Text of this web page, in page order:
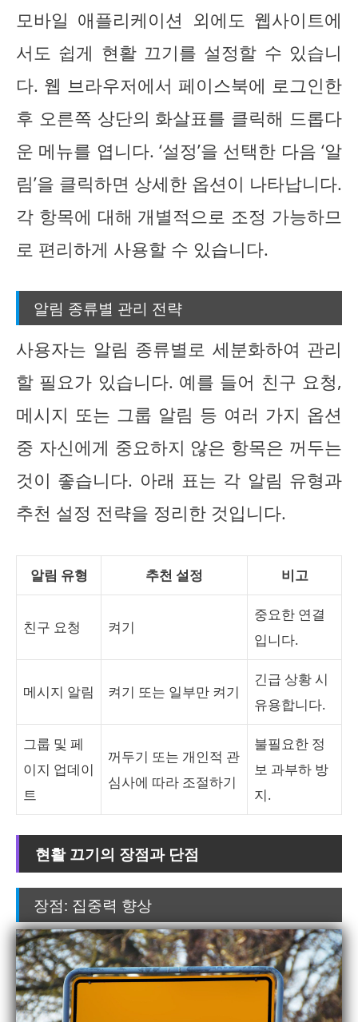
모바일 애플리케이션 외에도 웹사이트에
서도 쉽게 현활 끄기를 설정할 수 있습니
다. 웹 브라우저에서 페이스북에 로그인한
후 오른쪽 상단의 화살표를 클릭해 드롭다
운 메뉴를 엽니다. ‘설정’을 선택한 다음 ‘알
림’을 클릭하면 상세한 옵션이 나타납니다.
각 항목에 대해 개별적으로 조정 가능하므
로 편리하게 사용할 수 있습니다.
알림 종류별 관리 전략
사용자는 알림 종류별로 세분화하여 관리
할 필요가 있습니다. 예를 들어 친구 요청,
메시지 또는 그룹 알림 등 여러 가지 옵션
중 자신에게 중요하지 않은 항목은 꺼두는
것이 좋습니다. 아래 표는 각 알림 유형과
추천 설정 전략을 정리한 것입니다.
알림 유형 추천 설정 비고
친구 요청 켜기
중요한 연결
입니다.
메시지 알림 켜기 또는 일부만 켜기
긴급 상황 시
유용합니다.
그룹 및 페
이지 업데이
트
꺼두기 또는 개인적 관
심사에 따라 조절하기
불필요한 정
보 과부하 방
지.
현활 끄기의 장점과 단점
장점: 집중력 향상